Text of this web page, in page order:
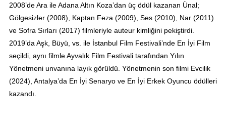
2008’de Ara ile Adana Altın Koza’dan üç ödül kazanan Ünal;
Gölgesizler (2008), Kaptan Feza (2009), Ses (2010), Nar (2011)
ve Sofra Sırları (2017) filmleriyle auteur kimliğini pekiştirdi.
2019’da Aşk, Büyü, vs. ile İstanbul Film Festivali’nde En İyi Film
seçildi, aynı filmle Ayvalık Film Festivali tarafından Yılın
Yönetmeni unvanına layık görüldü. Yönetmenin son filmi Evcilik
(2024), Antalya’da En İyi Senaryo ve En İyi Erkek Oyuncu ödülleri
kazandı.